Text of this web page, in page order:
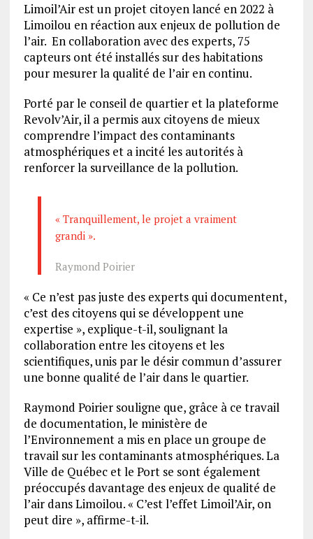
Limoil’Air est un projet citoyen lancé en 2022 à
Limoilou en réaction aux enjeux de pollution de
l’air. En collaboration avec des experts, 75
capteurs ont été installés sur des habitations
pour mesurer la qualité de l’air en continu.
Porté par le conseil de quartier et la plateforme
Revolv’Air, il a permis aux citoyens de mieux
comprendre l’impact des contaminants
atmosphériques et a incité les autorités à
renforcer la surveillance de la pollution.
« Tranquillement, le projet a vraiment
grandi ».
Raymond Poirier
« Ce n’est pas juste des experts qui documentent,
c’est des citoyens qui se développent une
expertise », explique-t-il, soulignant la
collaboration entre les citoyens et les
scientifiques, unis par le désir commun d’assurer
une bonne qualité de l’air dans le quartier.
Raymond Poirier souligne que, grâce à ce travail
de documentation, le ministère de
l’Environnement a mis en place un groupe de
travail sur les contaminants atmosphériques. La
Ville de Québec et le Port se sont également
préoccupés davantage des enjeux de qualité de
l’air dans Limoilou. « C’est l’effet Limoil’Air, on
peut dire », affirme-t-il.